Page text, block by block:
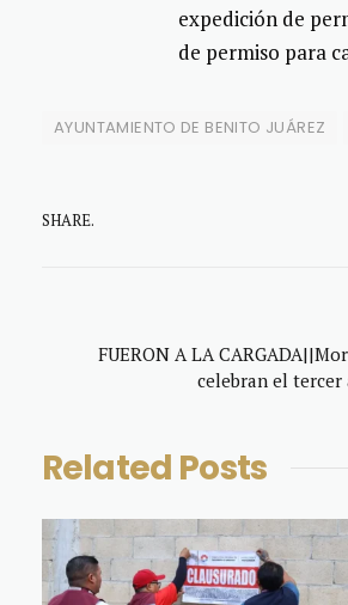
expedición de
de permiso para
AYUNTAMIENTO DE BENITO JUÁREZ
SHARE.
FUERON A LA
celebran el
Related Posts